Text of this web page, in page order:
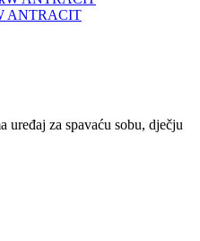
ANTRACIT
uređaj za spavaću sobu, dječju